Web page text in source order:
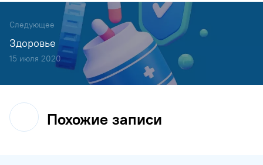
Следующее
Здоровье
15 июля 2020
Похожие записи